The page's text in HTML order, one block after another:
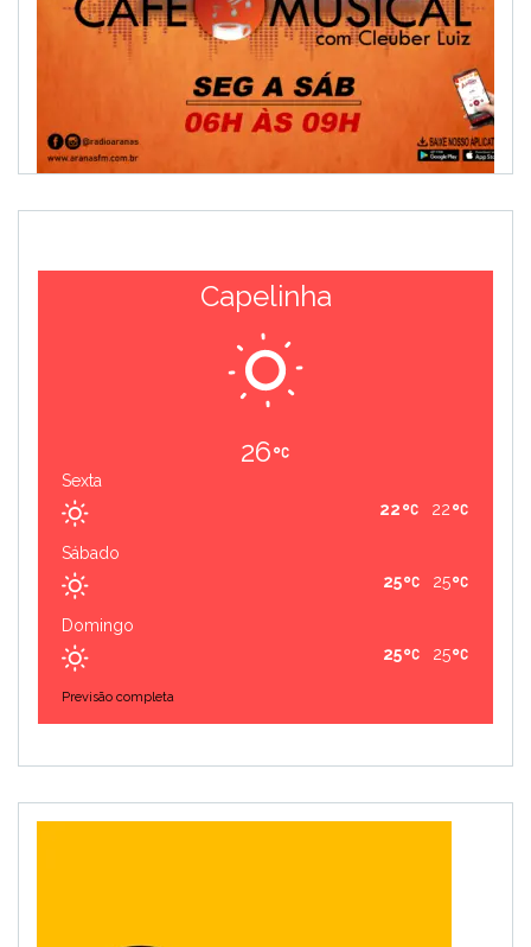
Capelinha
26
Sexta
22
22
Sábado
25
25
Domingo
25
25
Previsão completa